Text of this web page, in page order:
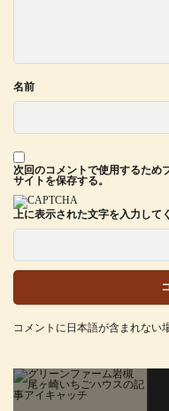
名前
次回のコメントで使用するため
サイトを保存する。
上に表示された文字を入力して
コメントに日本語が含まれない